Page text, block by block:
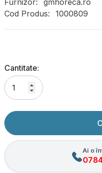
Furnizor:
gmhoreca.ro
Cod Produs:
1000809
Cantitate:
Ai o
0784